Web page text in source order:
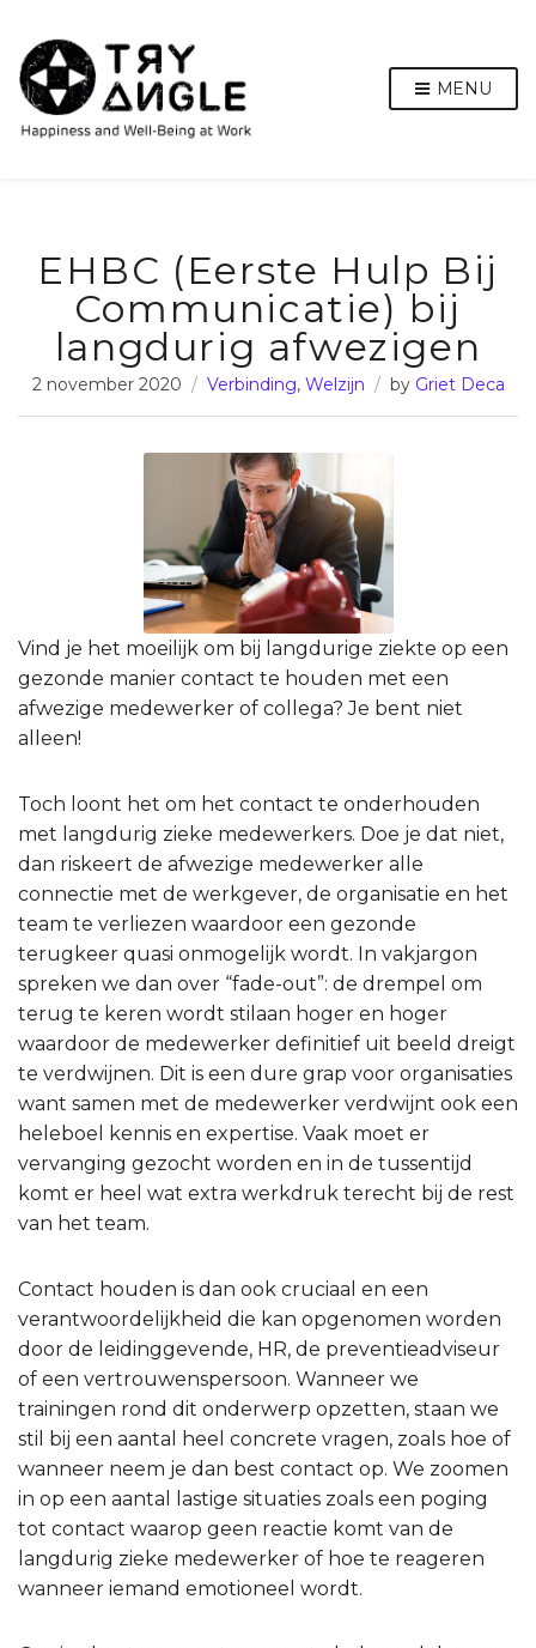
MENU
EHBC (Eerste Hulp Bij
Communicatie) bij
langdurig afwezigen
2 november 2020 Verbinding, Welzijn by Griet Deca
Vind je het moeilijk om bij langdurige ziekte op een
gezonde manier contact te houden met een
afwezige medewerker of collega? Je bent niet
alleen!
Toch loont het om het contact te onderhouden
met langdurig zieke medewerkers. Doe je dat niet,
dan riskeert de afwezige medewerker alle
connectie met de werkgever, de organisatie en het
team te verliezen waardoor een gezonde
terugkeer quasi onmogelijk wordt. In vakjargon
spreken we dan over “fade-out”: de drempel om
terug te keren wordt stilaan hoger en hoger
waardoor de medewerker definitief uit beeld dreigt
te verdwijnen. Dit is een dure grap voor organisaties
want samen met de medewerker verdwijnt ook een
heleboel kennis en expertise. Vaak moet er
vervanging gezocht worden en in de tussentijd
komt er heel wat extra werkdruk terecht bij de rest
van het team.
Contact houden is dan ook cruciaal en een
verantwoordelijkheid die kan opgenomen worden
door de leidinggevende, HR, de preventieadviseur
of een vertrouwenspersoon. Wanneer we
trainingen rond dit onderwerp opzetten, staan we
stil bij een aantal heel concrete vragen, zoals hoe of
wanneer neem je dan best contact op. We zoomen
in op een aantal lastige situaties zoals een poging
tot contact waarop geen reactie komt van de
langdurig zieke medewerker of hoe te reageren
wanneer iemand emotioneel wordt.